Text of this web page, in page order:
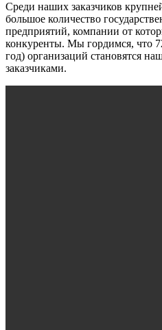
Среди наших заказчиков
большое количество
предприятий, компании от
конкуренты. Мы гордимся, что
год) организаций становятся
заказчиками.